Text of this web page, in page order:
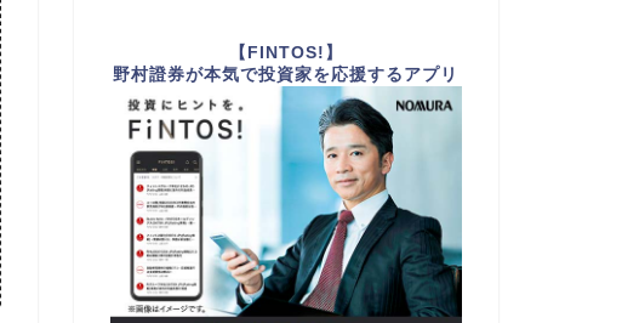
【FINTOS!】
野村證券が本気で投資家を応援するアプリ